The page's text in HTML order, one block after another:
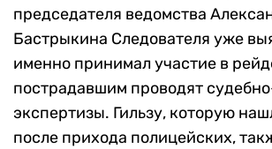
председателя ведомства
Бастрыкина Следователя уже
именно принимал участие в
пострадавшим проводят
экспертизы. Гильзу, которую
после прихода полицейских,